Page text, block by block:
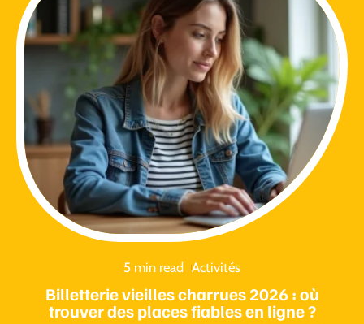
5 min read Activités
Billetterie vieilles charrues 2026 : où
trouver des places fiables en ligne ?